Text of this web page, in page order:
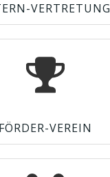
VERTRETUNG
FÖRDER-VEREIN